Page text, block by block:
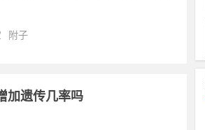
附子
加遗传几率吗